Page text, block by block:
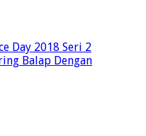
Day 2018 Seri 2
Balap Dengan